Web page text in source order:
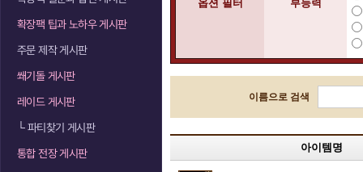
확장팩 팁과 노하우 게시판
주문 제작 게시판
쐐기돌 게시판
레이드 게시판
└파티찾기 게시판
통합 전장 게시판
옵션 필터 부능력
이름으로 검색
아이템명